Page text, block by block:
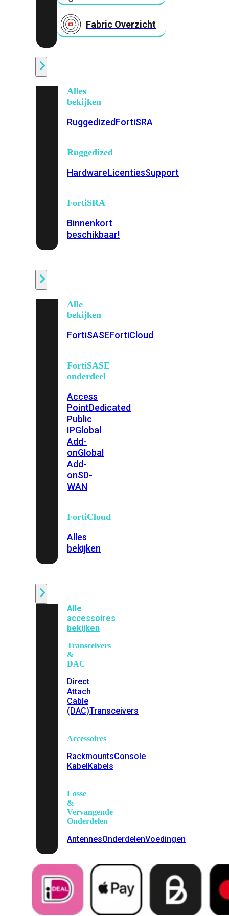
Fabric Overzicht
Alles
bekijken
RuggedizedFortiSRA
Ruggedized
HardwareLicentiesSupport
FortiSRA
Binnenkort
beschikbaar!
Alle
bekijken
FortiSASEFortiCloud
FortiSASE
onderdeel
Access
PointDedicated
Public
IPGlobal
Add-
onGlobal
Add-
onSD-
WAN
FortiCloud
Alles
bekijken
Alle
accessoires
bekijken
Transceivers
&
DAC
Direct
Attach
Cable
(DAC)Transceivers
Accessoires
RackmountsConsole
KabelKabels
Losse
&
Vervangende
Onderdelen
AntennesOnderdelenVoedingen